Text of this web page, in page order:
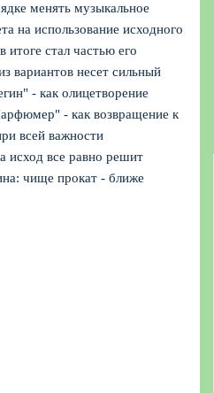
менять музыкальное
на использование исходного
итоге стал частью его
вариантов несет сильный
- как олицетворение
- как возвращение к
всей важности
исход все равно решит
чище прокат - ближе